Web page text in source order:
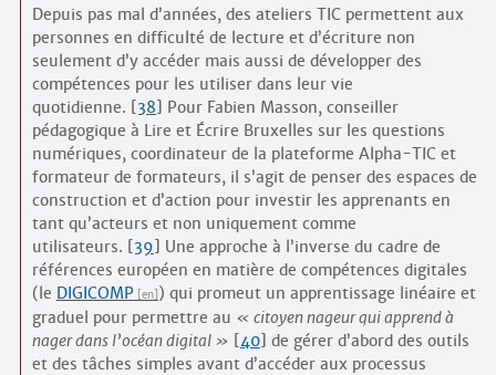
Depuis pas mal d’années, des ateliers TIC permettent aux
personnes en difficulté de lecture et d’écriture non
seulement d’y accéder mais aussi de développer des
compétences pour les utiliser dans leur vie
quotidienne. [38] Pour Fabien Masson, conseiller
pédagogique à Lire et Écrire Bruxelles sur les questions
numériques, coordinateur de la plateforme Alpha-TIC et
formateur de formateurs, il s’agit de penser des espaces de
construction et d’action pour investir les apprenants en
tant qu’acteurs et non uniquement comme
utilisateurs. [39] Une approche à l’inverse du cadre de
références européen en matière de compétences digitales
(le DIGICOMP
) qui promeut un apprentissage linéaire et
graduel pour permettre au
citoyen nageur qui apprend à
nager dans l’océan digital
[40] de gérer d’abord des outils
et des tâches simples avant d’accéder aux processus